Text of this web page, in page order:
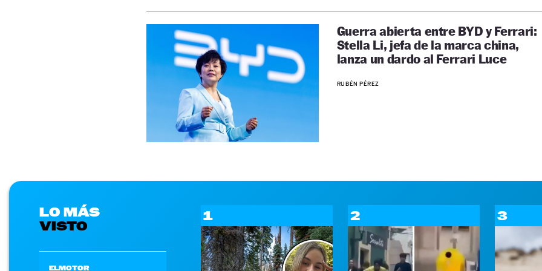
Guerra abierta entre BYD y Ferrari:
Stella Li, jefa de la marca china,
lanza un dardo al Ferrari Luce
RUBÉN PÉREZ
LO MÁS
VISTO
ELMOTOR
1 2 3